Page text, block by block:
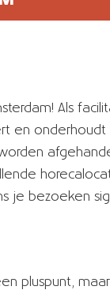
Als
en onderhoudt
je bezoeken
pluspunt,